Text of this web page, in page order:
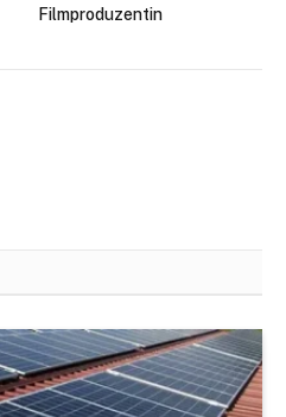
Filmproduzentin